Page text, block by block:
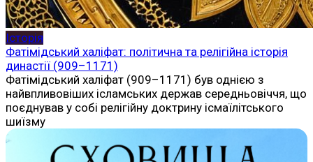
Історія
Фатімідський халіфат: політична та релігійна історія
династії (909–1171)
Фатімідський халіфат (909–1171) був однією з
найвпливовіших ісламських держав середньовіччя, що
поєднував у собі релігійну доктрину ісмаїлітського
шиїзму